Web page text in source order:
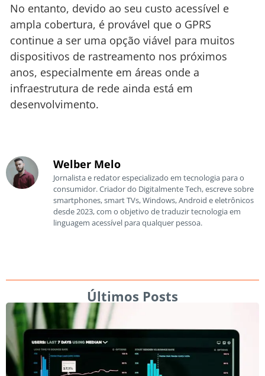
No entanto, devido ao seu custo acessível e
ampla cobertura, é provável que o GPRS
continue a ser uma opção viável para muitos
dispositivos de rastreamento nos próximos
anos, especialmente em áreas onde a
infraestrutura de rede ainda está em
desenvolvimento.
Welber Melo
Jornalista e redator especializado em tecnologia para o
consumidor. Criador do Digitalmente Tech, escreve sobre
smartphones, smart TVs, Windows, Android e eletrônicos
desde 2023, com o objetivo de traduzir tecnologia em
linguagem acessível para qualquer pessoa.
Últimos Posts